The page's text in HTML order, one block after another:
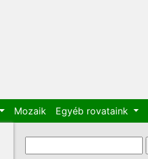
Mozaik Egyéb rovataink
Keresés űrlap